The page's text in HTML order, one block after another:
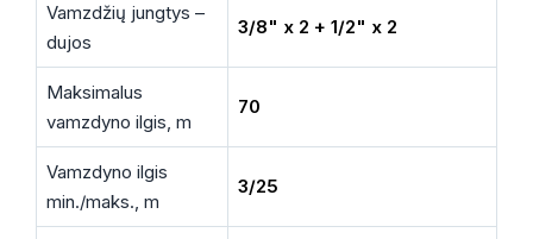
Vamzdžių jungtys –
dujos
3/8" x 2 + 1/2" x 2
Maksimalus
vamzdyno ilgis, m
70
Vamzdyno ilgis
min./maks., m
3/25